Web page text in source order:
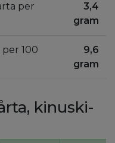
per
3,4
gram
100
9,6
gram
kinuski-